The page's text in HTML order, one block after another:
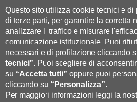
Cookie settings
Segui UNISI
Questo sito utilizza cookie tecnici e di
di terze parti, per garantire la corretta
analizzare il traffico e misurare
comunicazione istituzionale. Puoi
necessari e di profilazione cliccando
tecnici”. Puoi scegliere di
su “Accetta tutti” oppure puoi
cliccando su “Personalizza”.
Per maggiori informazioni leggi la